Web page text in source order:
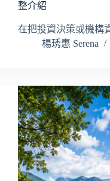
整介紹
在把投資決策或機構
楊琇惠 Serena